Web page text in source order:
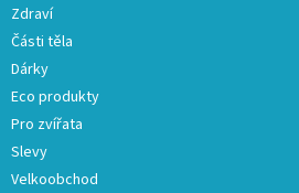
Zdraví
Části těla
Dárky
Eco produkty
Pro zvířata
Slevy
Velkoobchod